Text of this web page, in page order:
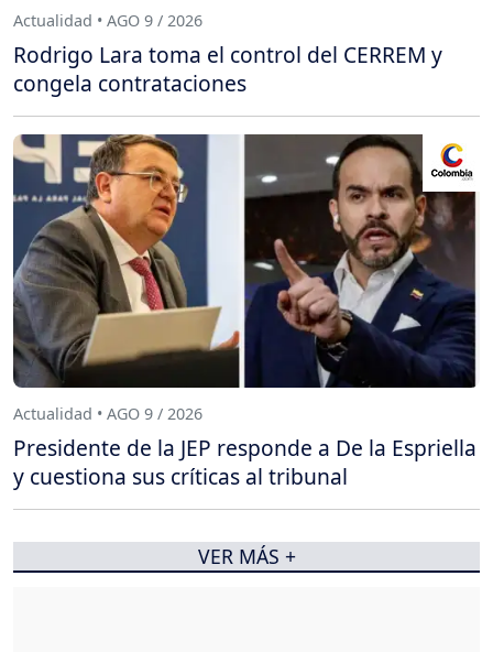
Actualidad • AGO 9 / 2026
Rodrigo Lara toma el control del CERREM y
congela contrataciones
Actualidad • AGO 9 / 2026
Presidente de la JEP responde a De la Espriella
y cuestiona sus críticas al tribunal
VER MÁS +